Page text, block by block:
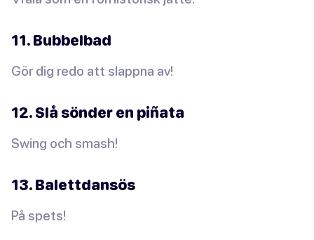
11. Bubbelbad
Gör dig redo att slappna av!
12. Slå sönder en piñata
Swing och smash!
13. Balettdansös
På spets!